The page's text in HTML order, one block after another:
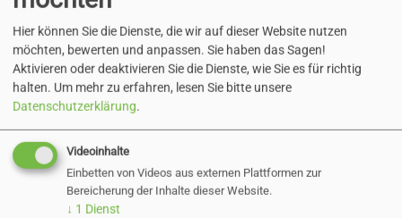
Zurück
Hier können Sie die Dienste, die wir auf dieser Website nutzen
möchten, bewerten und anpassen. Sie haben das Sagen!
Aktivieren oder deaktivieren Sie die Dienste, wie Sie es für richtig
halten. Um mehr zu erfahren, lesen Sie bitte unsere
Datenschutzerklärung.
Videoinhalte
Einbetten von Videos aus externen Plattformen zur
Bereicherung der Inhalte dieser Website.
↓ 1 Dienst